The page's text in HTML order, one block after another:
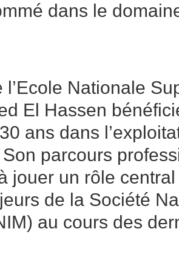
dans le
l’Ecole Nationale
El Hassen
ans dans
parcours
jouer un rôle
de la Société
au cours des